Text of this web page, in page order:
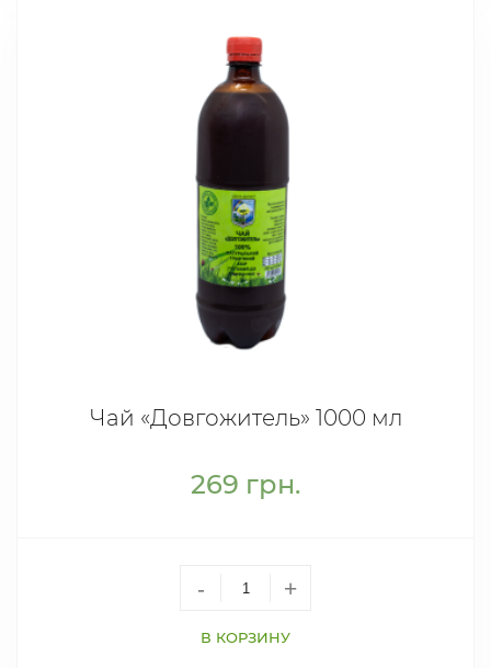
Чай «Довгожитель» 1000 мл
269 грн.
- +
В КОРЗИНУ